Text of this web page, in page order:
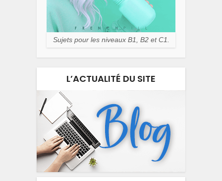
Sujets pour les niveaux B1, B2 et C1.
L’ACTUALITÉ DU SITE